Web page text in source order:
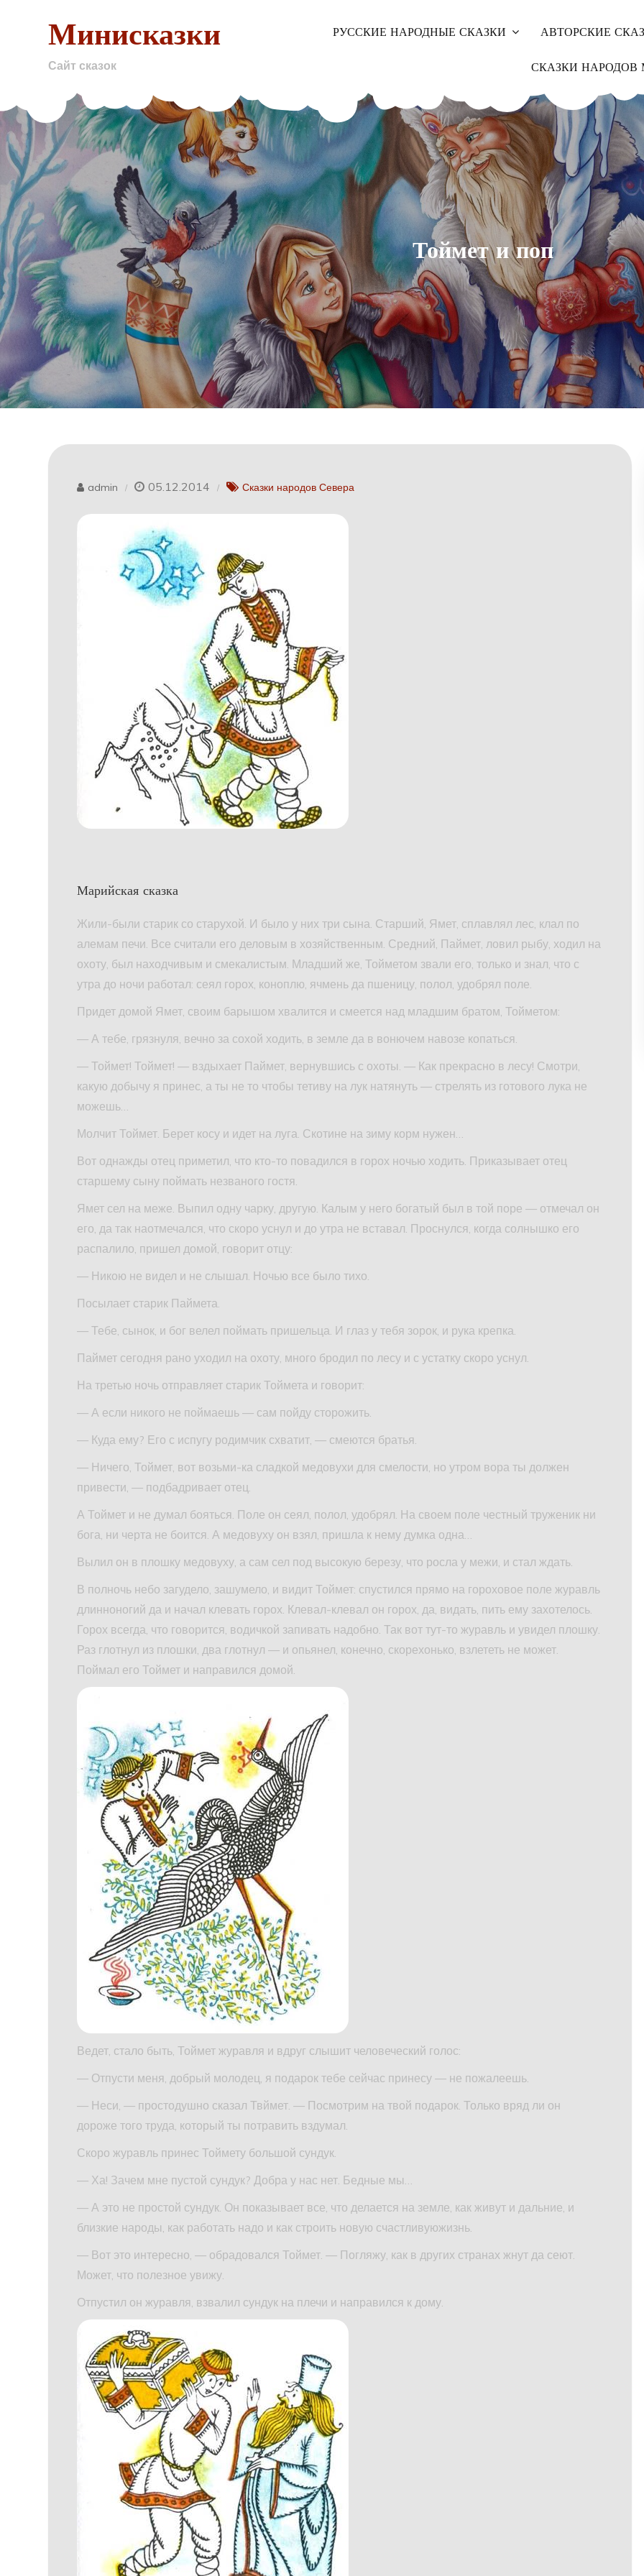
Минисказки
Сайт сказок
РУССКИЕ НАРОДНЫЕ СКАЗКИ АВТОРСКИЕ
СКАЗКИ НАРОДОВ
Тоймет и поп
admin 05.12.2014 Сказки народов Севера
Марийская сказка
Жили-были старик со старухой. И было у них три сына. Старший, Ямет, сплавлял лес, клал по
алемам печи. Все считали его деловым в хозяйственным. Средний, Паймет, ловил рыбу, ходил на
охоту, был находчивым и смекалистым. Младший же, Тойметом звали его, только и знал, что с
утра до ночи работал: сеял горох, коноплю, ячмень да пшеницу, полол, удобрял поле.
Придет домой Ямет, своим барышом хвалится и смеется над младшим братом, Тойметом:
— А тебе, грязнуля, вечно за сохой ходить, в земле да в вонючем навозе копаться.
— Тоймет! Тоймет! — вздыхает Паймет, вернувшись с охоты. — Как прекрасно в лесу! Смотри,
какую добычу я принес, а ты не то чтобы тетиву на лук натянуть — стрелять из готового лука не
можешь…
Молчит Тоймет. Берет косу и идет на луга. Скотине на зиму корм нужен…
Вот однажды отец приметил, что кто-то повадился в горох ночью ходить. Приказывает отец
старшему сыну поймать незваного гостя.
Ямет сел на меже. Выпил одну чарку, другую. Калым у него богатый был в той поре — отмечал он
его, да так наотмечался, что скоро уснул и до утра не вставал. Проснулся, когда солнышко его
распалило, пришел домой, говорит отцу:
— Никою не видел и не слышал. Ночью все было тихо.
Посылает старик Паймета.
— Тебе, сынок, и бог велел поймать пришельца. И глаз у тебя зорок, и рука крепка.
Паймет сегодня рано уходил на охоту, много бродил по лесу и с устатку скоро уснул.
На третью ночь отправляет старик Тоймета и говорит:
— А если никого не поймаешь — сам пойду сторожить.
— Куда ему? Его с испугу родимчик схватит, — смеются братья.
— Ничего, Тоймет, вот возьми-ка сладкой медовухи для смелости, но утром вора ты должен
привести, — подбадривает отец.
А Тоймет и не думал бояться. Поле он сеял, полол, удобрял. На своем поле честный труженик ни
бога, ни черта не боится. А медовуху он взял, пришла к нему думка одна…
Вылил он в плошку медовуху, а сам сел под высокую березу, что росла у межи, и стал ждать.
В полночь небо загудело, зашумело, и видит Тоймет: спустился прямо на гороховое поле журавль
длинноногий да и начал клевать горох. Клевал-клевал он горох, да, видать, пить ему захотелось.
Горох всегда, что говорится, водичкой запивать надобно. Так вот тут-то журавль и увидел плошку.
Раз глотнул из плошки, два глотнул — и опьянел, конечно, скорехонько, взлететь не может.
Поймал его Тоймет и направился домой.
Ведет, стало быть, Тоймет журавля и вдруг слышит человеческий голос:
— Отпусти меня, добрый молодец, я подарок тебе сейчас принесу — не пожалеешь.
— Неси, — простодушно сказал Твймет. — Посмотрим на твой подарок. Только вряд ли он
дороже того труда, который ты потравить вздумал.
Скоро журавль принес Тоймету большой сундук.
— Ха! Зачем мне пустой сундук? Добра у нас нет. Бедные мы…
— А это не простой сундук. Он показывает все, что делается на земле, как живут и дальние, и
близкие народы, как работать надо и как строить новую счастливуюжизнь.
— Вот это интересно, — обрадовался Тоймет. — Погляжу, как в других странах жнут да сеют.
Может, что полезное увижу.
Отпустил он журавля, взвалил сундук на плечи и направился к дому.